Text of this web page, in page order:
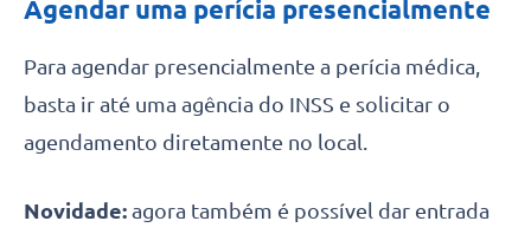
Agendar uma perícia presencialmente
Para agendar presencialmente a perícia médica,
basta ir até uma agência do INSS e solicitar o
agendamento diretamente no local.
Novidade: agora também é possível dar entrada